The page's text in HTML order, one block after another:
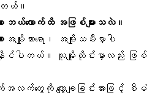
တယ်။
ဘယ်လောက်ထိ အဖြစ်များသလဲ။
အမျိုးသားရော၊ အမျိုးသမီးမှာပါ
ါတယ်။ လူမျိုးတိုင်းမှာလည်း ဖြစ်
လက်တွေကို လျှော့ချခြင်းအားဖြင့် စီမံ